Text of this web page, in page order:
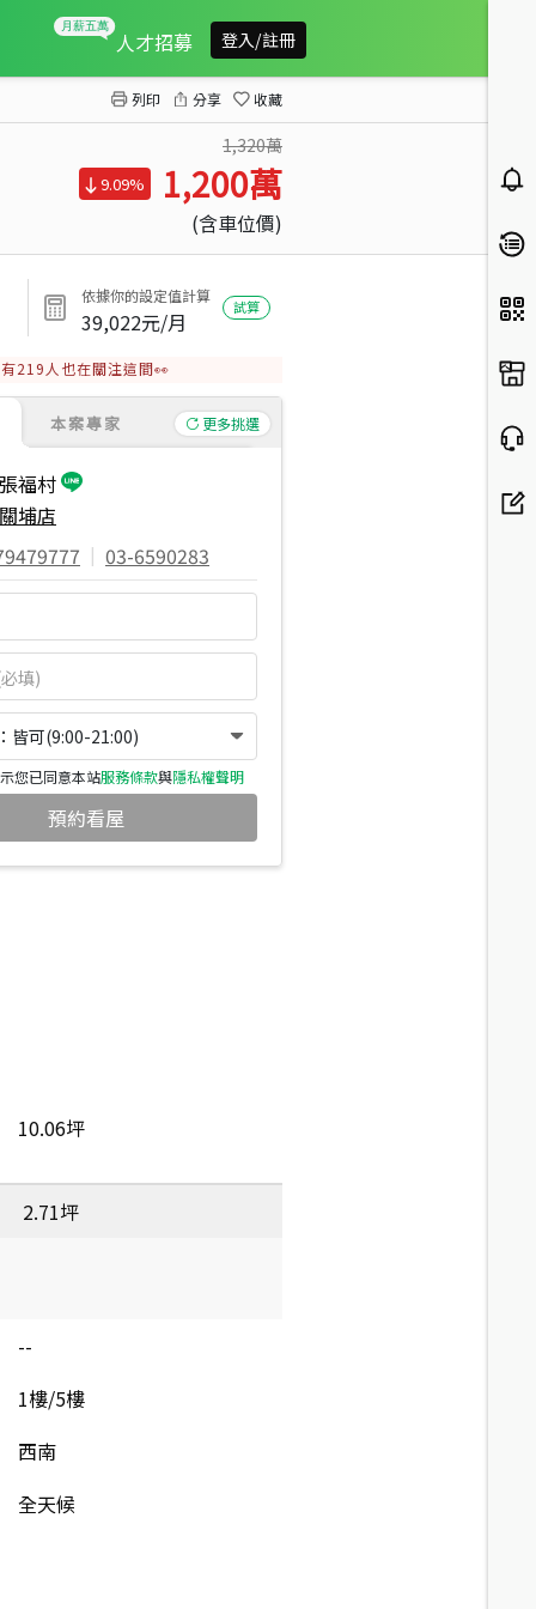
人才招募 登入/註冊
列印 分享 收藏
1,320萬
9.09% 1,200萬
(含車位價)
依據你的設定值計算
39,022元/月
試算
有219 人也在關注這間👀
本案專家 更多挑選
張福村
關埔店
| 03-6590283
皆可(9:00-21:00)
您已同意本站服務條款與隱私權聲明
預約看屋
10.06坪
2.71坪
--
1樓/5樓
西南
全天候